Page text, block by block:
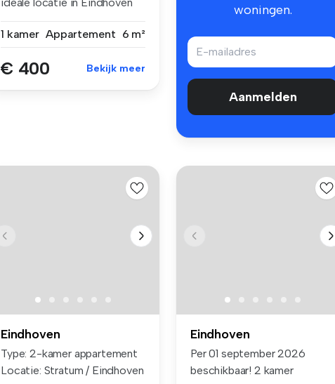
1 kamer Appartement 6 m²
€ 400 Bekijk meer
woningen.
Aanmelden
Eindhoven
Type: 2-kamer appartement
Locatie: Stratum / Eindhoven
Eindhoven
Per 01 september 2026
beschikbaar! 2 kamer